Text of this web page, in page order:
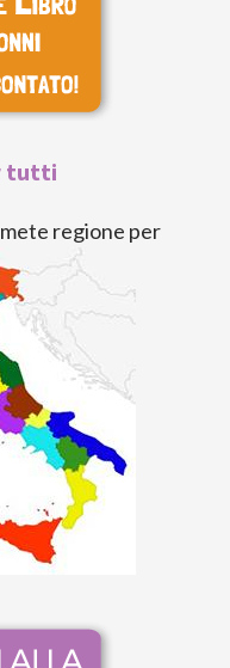
tutti
regione per